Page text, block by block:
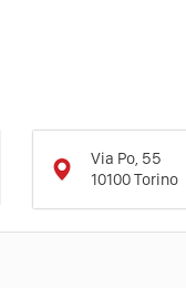
Via Po, 55
10100Torino